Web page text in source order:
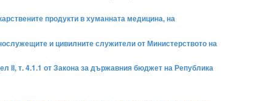
продукти в хуманната медицина, на
и цивилните служители от Министерството на
ІІ, т. 4.1.1 от Закона за държавния бюджет на Република